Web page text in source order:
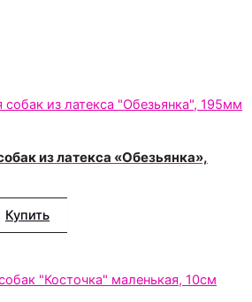
из латекса «Обезьянка»,
Купить